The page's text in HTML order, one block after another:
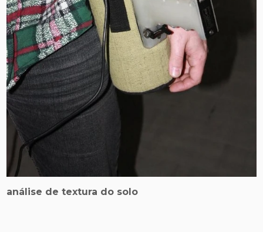
análise de textura do solo